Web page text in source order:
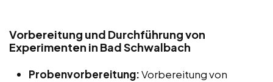
Vorbereitung und Durchführung von
Experimenten in Bad Schwalbach
Probenvorbereitung:Vorbereitung von